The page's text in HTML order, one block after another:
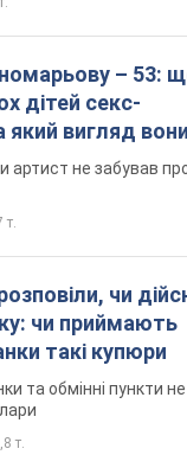
чи приймають
такі купюри
та обмінні пункти не
т.